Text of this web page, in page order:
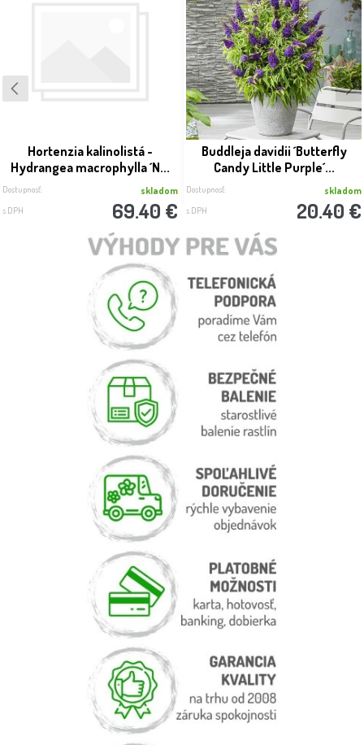
Hortenzia kalinolistá -
Hydrangea macrophylla ´N...
Dostupnosť: skladom
s DPH 69.40 €
Buddleja davidii ´Butterfly
Candy Little Purple´...
Dostupnosť: skladom
s DPH 20.40 €